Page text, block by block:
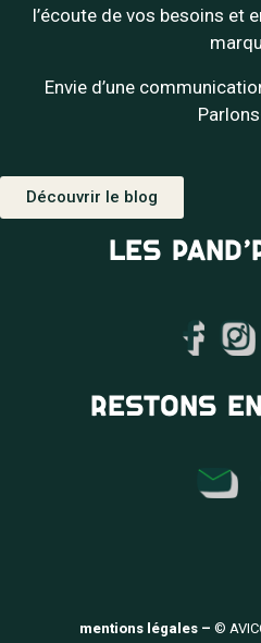
l’écoute de vos besoins et
Envie d’une
Découvrir le blog
LES
RESTONS
mentions légales – ©